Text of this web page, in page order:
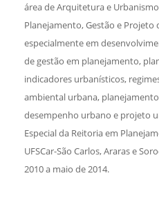
área de Arquitetura e
Planejamento, Gestão e Projeto
especialmente em
de gestão em planejamento,
indicadores urbanísticos,
ambiental urbana,
desempenho urbano e projeto
Especial da Reitoria em
UFSCar-São Carlos, Araras e
2010 a maio de 2014.